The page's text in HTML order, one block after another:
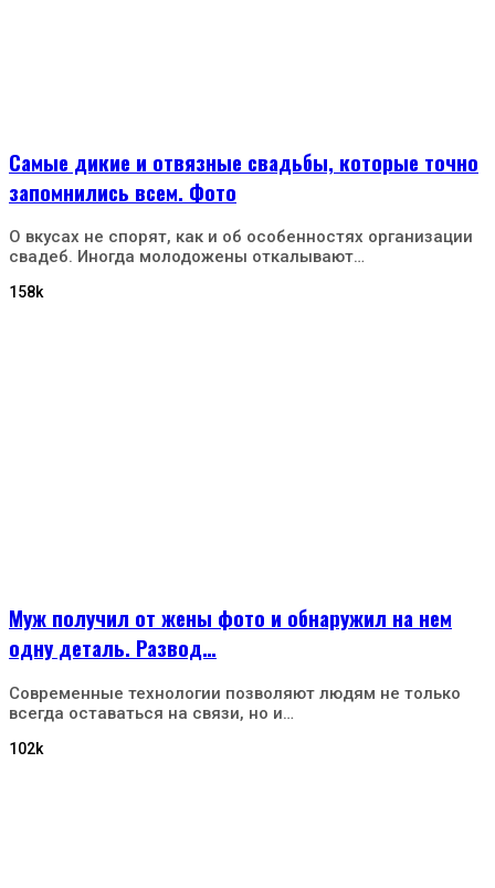
Самые дикие и отвязные свадьбы, которые точно
запомнились всем. Фото
О вкусах не спорят, как и об особенностях организации
свадеб. Иногда молодожены откалывают…
158k
Муж получил от жены фото и обнаружил на нем
одну деталь. Развод…
Современные технологии позволяют людям не только
всегда оставаться на связи, но и…
102k